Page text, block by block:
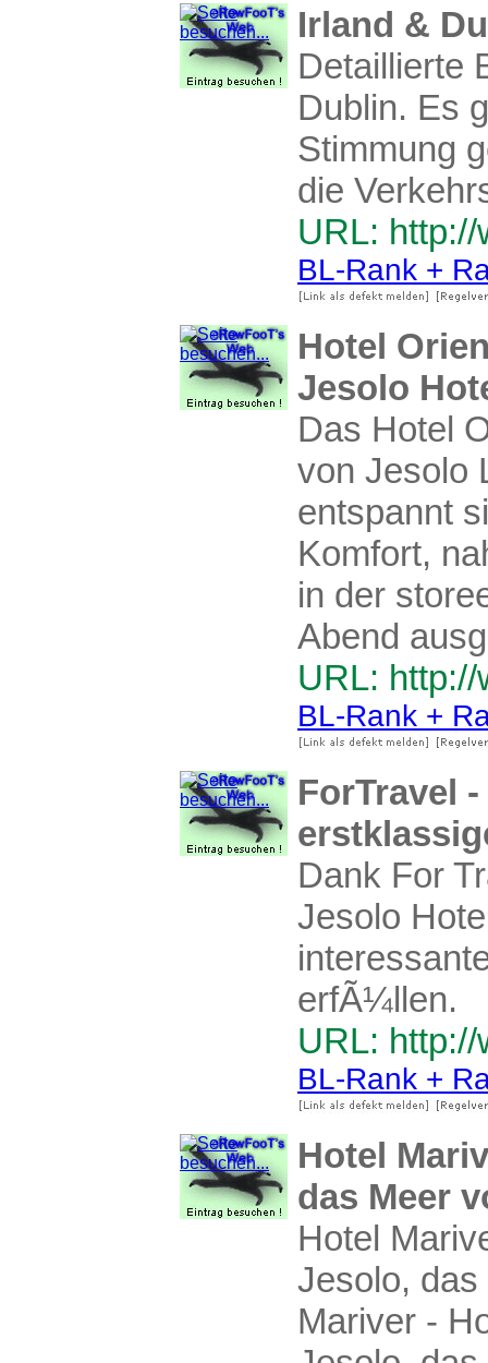
Irland &
Detaillierte
Dublin. Es
Stimmung
die
URL:
BL-Rank +
Hotel
Jesolo
Das Hotel
von Jesolo
entspannt
Komfort,
in der
Abend
URL:
BL-Rank +
ForTravel
Dank For
Jesolo
erfÃ¼llen.
URL:
BL-Rank +
Hotel
das Meer
Hotel
Jesolo, das
Mariver -